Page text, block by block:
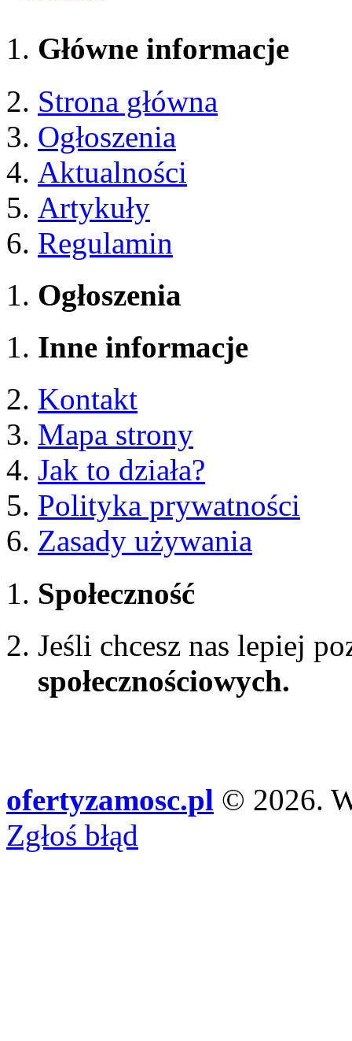
Główne informacje
Strona główna
Ogłoszenia
Aktualności
Artykuły
Regulamin
Ogłoszenia
Inne informacje
Kontakt
Mapa strony
Jak to działa?
Polityka prywatności
Zasady używania
Społeczność
Jeśli chcesz nas lepiej
społecznościowych.
ofertyzamosc.pl © 2026.
Zgłoś błąd